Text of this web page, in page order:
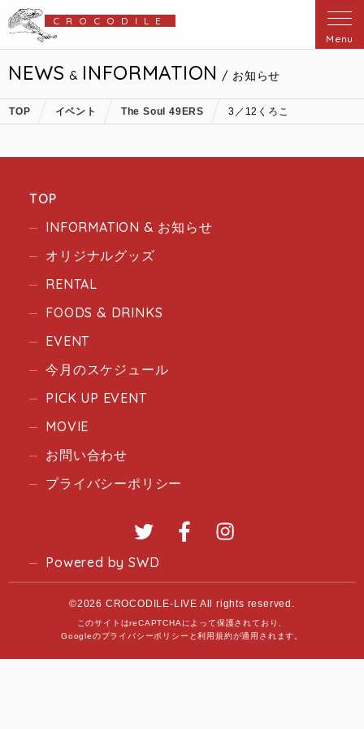
CROCODILE
Menu
NEWS & INFORMATION / お知らせ
TOP イベント The Soul 49ERS 3／12くろこ
TOP
INFORMATION & お知らせ
オリジナルグッズ
RENTAL
FOODS & DRINKS
EVENT
今月のスケジュール
PICK UP EVENT
MOVIE
お問い合わせ
プライバシーポリシー
Twitter Facebook
Powered by SWD
©2026 CROCODILE-LIVE All rights reserved.
このサイトはreCAPTCHAによって保護されており、
Googleのプライバシーポリシー と利用規約が適用されます。